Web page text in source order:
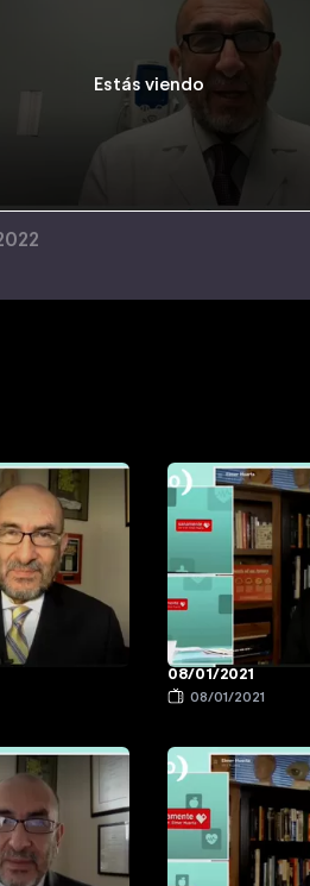
Estás viendo
08/01/2021
08/01/2021